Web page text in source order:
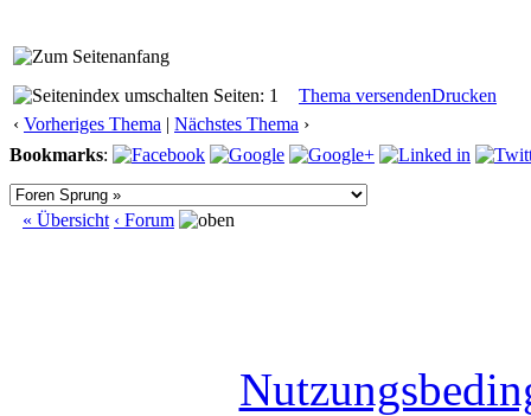
Seiten: 1 Thema versendenDrucken
‹ Vorheriges Thema | Nächstes Thema ›
Bookmarks:
« Übersicht ‹ Forum